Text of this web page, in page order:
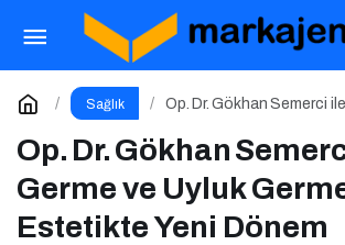
Sağlık
Op. Dr. Gökhan Semerci
Op. Dr. Gökhan
Germe ve Uyluk
Estetikte Yeni Dönem
Malnütrisyonun Sessiz Biçimi:
Eksikliklerinin Nörogelişim Üzerindeki
Yorum Yap